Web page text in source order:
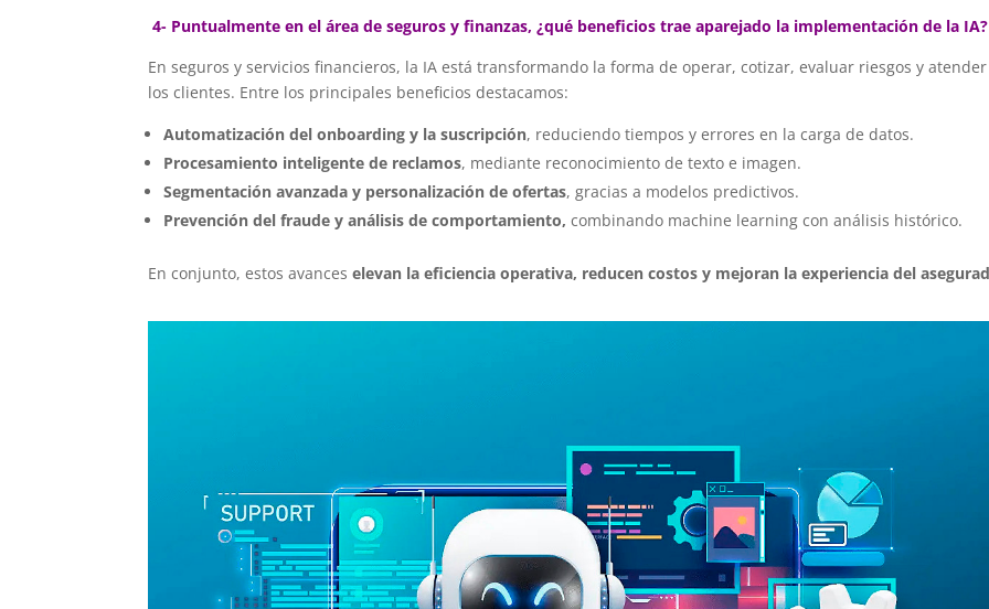
4- Puntualmente en el área de seguros y finanzas, ¿qué beneficios trae aparejado la implementación de la IA?
En seguros y servicios financieros, la IA está transformando la forma de operar, cotizar, evaluar riesgos y
los clientes. Entre los principales beneficios destacamos:
Automatización del onboarding y la suscripción, reduciendo tiempos y errores en la carga de datos.
Procesamiento inteligente de reclamos, mediante reconocimiento de texto e imagen.
Segmentación avanzada y personalización de ofertas, gracias a modelos predictivos.
Prevención del fraude y análisis de comportamiento,combinando machine learning con análisis histórico.
En conjunto, estos avanceselevan la eficiencia operativa, reducen costos y mejoran la experiencia del